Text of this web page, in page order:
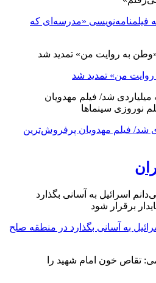
فیلمنامه‌نویسی «مدرسه‌ای که
من» تمدید شد
شد/ فیلم مهدویان پرفروش‌ترین
به آسانی بگذارد در منطقه صلح